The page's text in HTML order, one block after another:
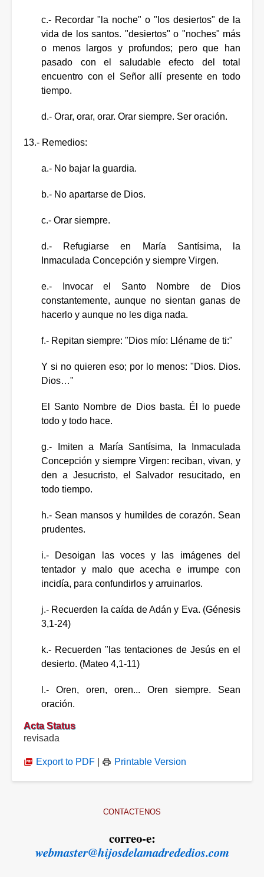
c.- Recordar "la noche" o "los desiertos" de la
vida de los santos. "desiertos" o "noches" más
o menos largos y profundos; pero que han
pasado con el saludable efecto del total
encuentro con el Señor allí presente en todo
tiempo.
d.- Orar, orar, orar. Orar siempre. Ser oración.
13.- Remedios:
a.- No bajar la guardia.
b.- No apartarse de Dios.
c.- Orar siempre.
d.- Refugiarse en María Santísima, la
Inmaculada Concepción y siempre Virgen.
e.- Invocar el Santo Nombre de Dios
constantemente, aunque no sientan ganas de
hacerlo y aunque no les diga nada.
f.- Repitan siempre: "Dios mío: Lléname de ti:"
Y si no quieren eso; por lo menos: "Dios. Dios.
Dios…"
El Santo Nombre de Dios basta. Él lo puede
todo y todo hace.
g.- Imiten a María Santísima, la Inmaculada
Concepción y siempre Virgen: reciban, vivan, y
den a Jesucristo, el Salvador resucitado, en
todo tiempo.
h.- Sean mansos y humildes de corazón. Sean
prudentes.
i.- Desoigan las voces y las imágenes del
tentador y malo que acecha e irrumpe con
incidía, para confundirlos y arruinarlos.
j.- Recuerden la caída de Adán y Eva. (Génesis
3,1-24)
k.- Recuerden "las tentaciones de Jesús en el
desierto. (Mateo 4,1-11)
l.- Oren, oren, oren... Oren siempre. Sean
oración.
Acta Status
revisada
Export to PDF Printable Version
CONTACTENOS
correo-e:
webmaster@hijosdelamadrededios.com